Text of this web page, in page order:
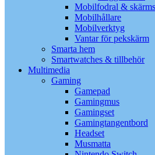
Mobilfodral &
Mobilhållare
Mobilverktyg
Vantar för pekskärm
Smarta hem
Smartwatches & tillbehör
Multimedia
Gaming
Gamepad
Gamingmus
Gamingset
Gamingtangentbord
Headset
Musmatta